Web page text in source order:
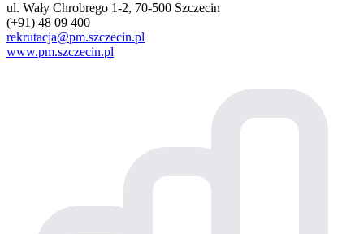
ul. Wały Chrobrego 1-2, 70-500 Szczecin
(+91) 48 09 400
rekrutacja@pm.szczecin.pl
www.pm.szczecin.pl